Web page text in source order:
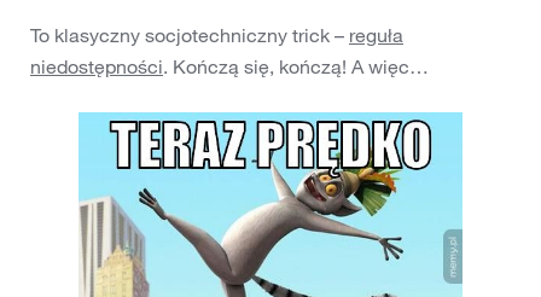
To klasyczny socjotechniczny trick – reguła
niedostępności. Kończą się, kończą! A więc…